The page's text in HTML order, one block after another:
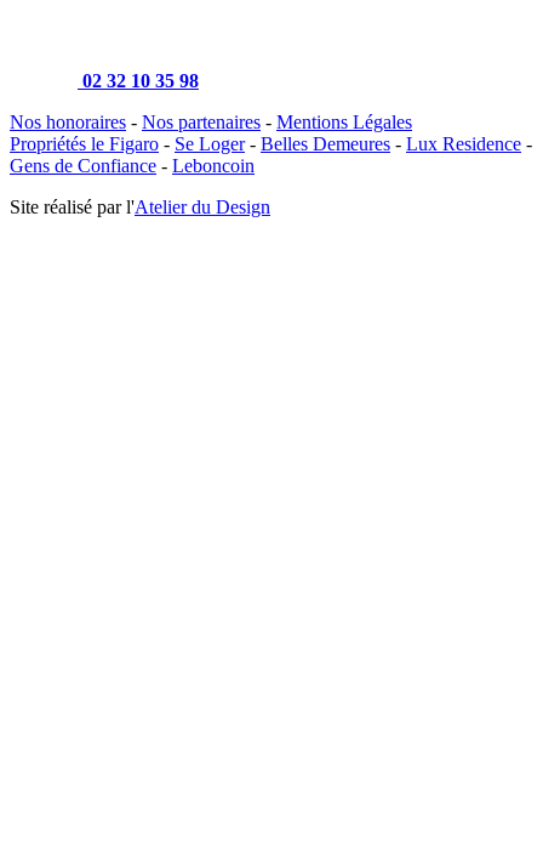
02 32 10 35 98
Nos honoraires - Nos partenaires - Mentions Légales
Propriétés le Figaro - Se Loger- Belles Demeures - Lux Residence -
Gens de Confiance - Leboncoin
Site réalisé par l'Atelier du Design